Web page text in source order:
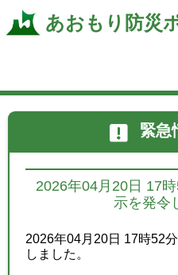
あおもり防災
緊
2026年04月20日 17
示を発令
2026年04月20日 17時52
しました。